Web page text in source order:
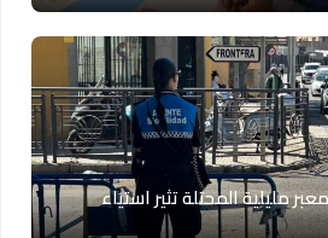
مليلية المحتلة تثير استياء